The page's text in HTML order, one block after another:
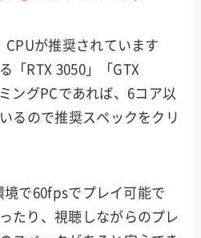
CPUが推奨されています
「RTX 3050」「GTX
ングPCであれば、6コア以
るので推奨スペックをクリ
境で60fpsでプレイ可能で
たり、視聴しながらのプレ